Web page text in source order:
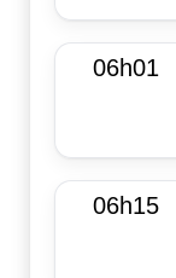
06h01
06h15